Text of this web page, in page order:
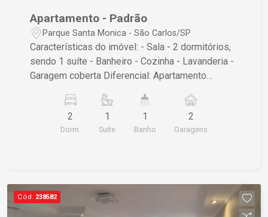
Apartamento - Padrão
Parque Santa Monica - São Carlos/SP
Características do imóvel: - Sala - 2 dormitórios,
sendo 1 suíte - Banheiro - Cozinha - Lavanderia -
Garagem coberta Diferencial: Apartamento
cozinha, banheiros com armários e espelhos,
dormitórios com armários (sendo 1 com duas
camas de solteiro e outro com cama de casal)
2
Dorm.
1
Suite
1
Banho
2
Garagens
Cód. 238582